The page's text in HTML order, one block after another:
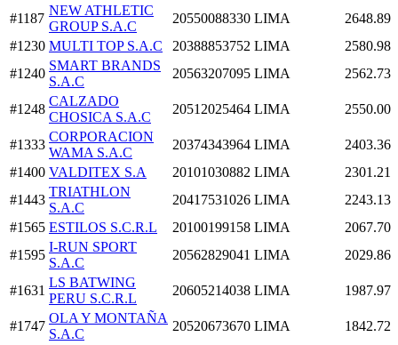
#1187
NEW ATHLETIC
GROUP S.A.C
20550088330 LIMA
2648.89
#1230 MULTI TOP S.A.C 20388853752 LIMA
2580.98
#1240
SMART BRANDS
S.A.C
20563207095 LIMA 2562.73
#1248
CALZADO
CHOSICA S.A.C
20512025464 LIMA 2550.00
#1333
CORPORACION
WAMA S.A.C
20374343964 LIMA
2403.36
#1400 VALDITEX S.A 20101030882 LIMA
2301.21
#1443
TRIATHLON
S.A.C
20417531026 LIMA
2243.13
#1565 ESTILOS S.C.R.L 20100199158 LIMA
2067.70
#1595
I-RUN SPORT
S.A.C
20562829041 LIMA 2029.86
#1631
LS BATWING
PERU S.C.R.L
20605214038 LIMA 1987.97
#1747
OLA Y MONTAÑA
S.A.C
20520673670 LIMA 1842.72